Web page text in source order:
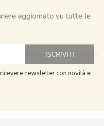
aggiornato su tutte le
newsletter con novità e